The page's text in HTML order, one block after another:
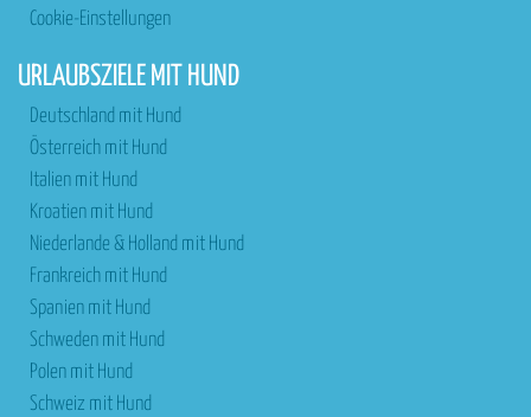
Cookie-Einstellungen
URLAUBSZIELE MIT HUND
Deutschland mit Hund
Österreich mit Hund
Italien mit Hund
Kroatien mit Hund
Niederlande & Holland mit Hund
Frankreich mit Hund
Spanien mit Hund
Schweden mit Hund
Polen mit Hund
Schweiz mit Hund